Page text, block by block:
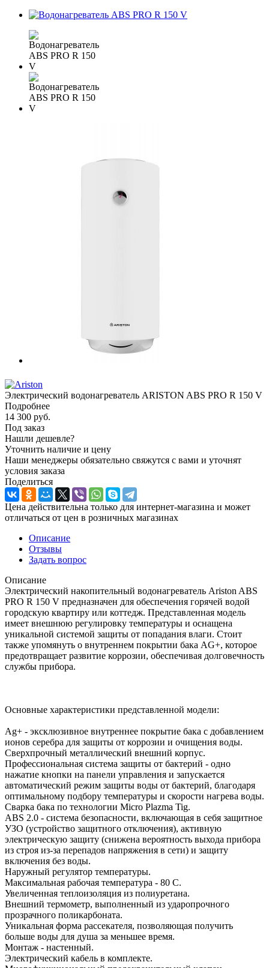
Электрический водонагреватель ARISTON ABS PRO R 150 V
Подробнее
14 300 руб.
Под заказ
Нашли дешевле?
Уточнить наличие и цену
Наши менеджеры обязательно свяжутся с вами и уточнят
условия заказа
Поделиться
Цена действительна только для интернет-магазина и может
отличаться от цен в розничных магазинах
Описание
Отзывы
Задать вопрос
Описание
Электрический накопительный водонагреватель Ariston ABS
PRO R 150 V предназначен для обеспечения горячей водой
городскую квартиру или коттедж. Представленная модель
имеет внешнюю регулировку температуры и оснащена
уникальной системой защиты от попадания влаги. Стоит
также упомянуть о внутреннем покрытии бака AG+, которое
предотвращает развитие коррозии, обеспечивая долговечность
службы прибора.
Основные характеристики представленной модели:
Ag+ - эксклюзивное внутреннее покрытие бака с добавлением
ионов серебра для защиты от коррозии и очищения воды.
Сверхпрочный металлический внешний корпус.
Профессиональная система защиты от бактерий - одно
нажатие кнопки на панели управления и запускается
автоматический режим защиты воды от бактерий, благодаря
оптимальному подбору температуры и скорости нагрева воды.
Сварка бака по технологии Micro Plazma Tig.
ABS 2.0 - система безопасности, включающая в себя защитное
УЗО (устройство защитного отключения), активную
электрическую защиту (снижена вероятность выхода прибора
из строя из-за перепадов напряжения в сети) и защиту
включения без воды.
Наружный регулятор температуры.
Максимальная рабочая температура - 80 С.
Увеличенная теплоизоляция из полиуретана.
Внешний термометр, выполненный из ударопрочного
прозрачного поликарбоната.
Уникальная форма рассекателя, позволяющая получить
больше воды для душа за меньшее время.
Монтаж - настенный.
Электрический кабель в комплекте.